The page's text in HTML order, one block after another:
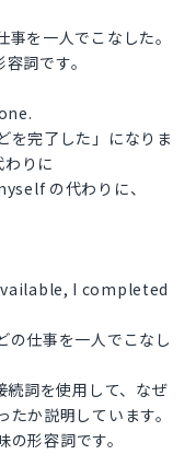
を一人でこなした。
詞です。
を完了した」になりま
りに
の代わりに、
I completed
の仕事を一人でこなし
詞を使用して、なぜ
か説明しています。
形容詞です。